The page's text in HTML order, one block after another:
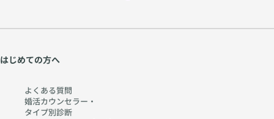
はじめての方へ
よくある質問
婚活カウンセラー・
タイプ別診断